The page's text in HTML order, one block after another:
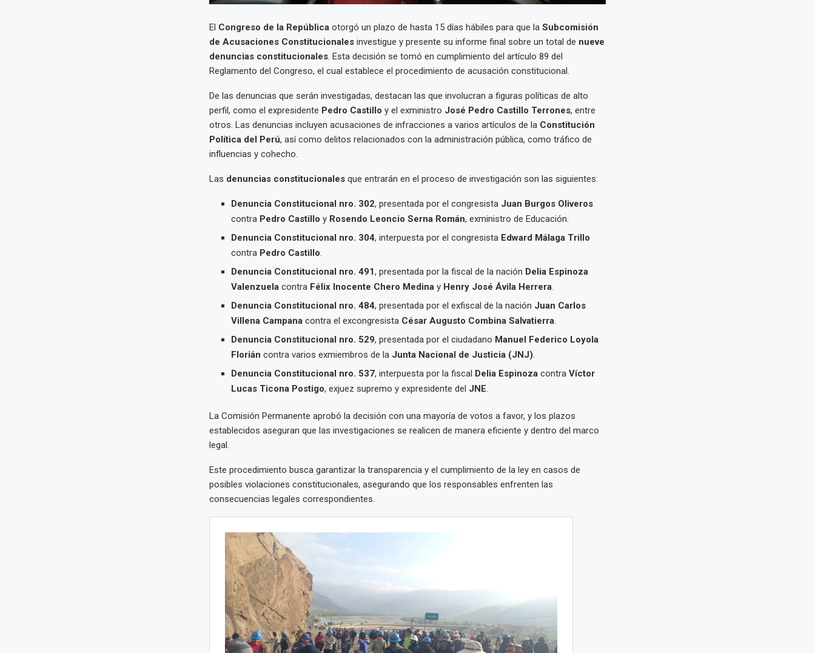
El Congreso de la Repúblicaotorgó un plazo de hasta 15 días hábiles para que la Subcomisión
de Acusaciones Constitucionalesinvestigue y presente su informe final sobre un total de nueve
denuncias constitucionales. Esta decisión se tomó en cumplimiento del artículo 89 del
Reglamento del Congreso, el cual establece el procedimiento de acusación constitucional.
De las denuncias que serán investigadas, destacan las que involucran a figuras políticas de alto
perfil, como el expresidente Pedro Castillo y el exministro José Pedro Castillo Terrones, entre
otros. Las denuncias incluyen acusaciones de infracciones a varios artículos de la Constitución
Política del Perú, así como delitos relacionados con la administración pública, como tráfico de
influencias y cohecho.
Las denuncias constitucionalesque entrarán en el proceso de investigación son las siguientes:
Denuncia Constitucional nro. 302, presentada por el congresista Juan Burgos Oliveros
contra Pedro Castillo y Rosendo Leoncio Serna Román, exministro de Educación.
Denuncia Constitucional nro. 304, interpuesta por el congresista Edward Málaga Trillo
contra Pedro Castillo.
Denuncia Constitucional nro. 491, presentada por la fiscal de la nación Delia Espinoza
Valenzuelacontra Félix Inocente Chero Medinay Henry José Ávila Herrera.
Denuncia Constitucional nro. 484, presentada por el exfiscal de la nación Juan Carlos
Villena Campanacontra el excongresista César Augusto Combina Salvatierra.
Denuncia Constitucional nro. 529, presentada por el ciudadano Manuel Federico Loyola
Florián contra varios exmiembros de la Junta Nacional de Justicia (JNJ).
Denuncia Constitucional nro. 537, interpuesta por la fiscal Delia Espinozacontra Víctor
Lucas Ticona Postigo, exjuez supremo y expresidente del JNE.
La Comisión Permanente aprobó la decisión con una mayoría de votos a favor, y los plazos
establecidos aseguran que las investigaciones se realicen de manera eficiente y dentro del marco
legal.
Este procedimiento busca garantizar la transparencia y el cumplimiento de la ley en casos de
posibles violaciones constitucionales, asegurando que los responsables enfrenten las
consecuencias legales correspondientes.